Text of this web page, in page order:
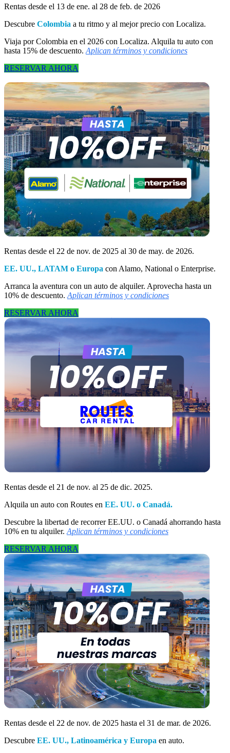
Rentas desde el 13 de ene. al 28 de feb. de 2026
Descubre Colombia a tu ritmo y al mejor precio con Localiza.
Viaja por Colombia en el 2026 con Localiza. Alquila tu auto con
hasta 15% de descuento.Aplican términos y condiciones
RESERVAR AHORA
Rentas desde el 22 de nov. de 2025 al 30 de may. de 2026.
EE. UU., LATAM o Europa con Alamo, National o Enterprise.
Arranca la aventura con un auto de alquiler. Aprovecha hasta un
10% de descuento.Aplican términos y condiciones
RESERVAR AHORA
Rentas desde el 21 de nov. al 25 de dic. 2025.
Alquila un auto con Routes en EE. UU. o Canadá.
Descubre la libertad de recorrer EE.UU. o Canadá ahorrando hasta
10% en tu alquiler.Aplican términos y condiciones
RESERVAR AHORA
Rentas desde el 22 de nov. de 2025 hasta el 31 de mar. de 2026.
Descubre EE. UU., Latinoamérica y Europa en auto.